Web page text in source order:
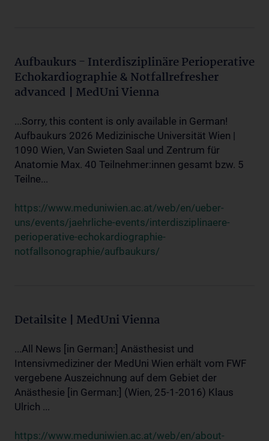
Aufbaukurs - Interdisziplinäre Perioperative
Echokardiographie & Notfallrefresher
advanced | MedUni Vienna
...Sorry, this content is only available in German!
Aufbaukurs 2026 Medizinische Universität Wien |
1090 Wien, Van Swieten Saal und Zentrum für
Anatomie Max. 40 Teilnehmer:innen gesamt bzw. 5
Teilne...
https://www.meduniwien.ac.at/web/en/ueber-
uns/events/jaehrliche-events/interdisziplinaere-
perioperative-echokardiographie-
notfallsonographie/aufbaukurs/
Detailsite | MedUni Vienna
...All News [in German:] Anästhesist und
Intensivmediziner der MedUni Wien erhält vom FWF
vergebene Auszeichnung auf dem Gebiet der
Anästhesie [in German:] (Wien, 25-1-2016) Klaus
Ulrich ...
https://www.meduniwien.ac.at/web/en/about-